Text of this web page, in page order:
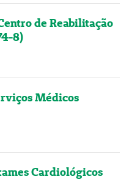
de Reabilitação
8)
Médicos
Cardiológicos